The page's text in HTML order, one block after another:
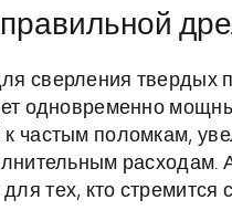
сверления твердых
одновременно
частым поломкам,
тех, кто